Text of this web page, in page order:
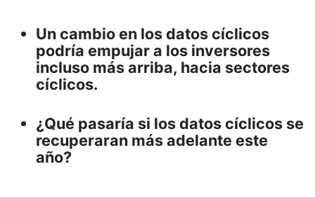
Un cambio en los datos cíclicos
podría empujar a los inversores
incluso más arriba, hacia sectores
cíclicos.
¿Qué pasaría si los datos cíclicos se
recuperaran más adelante este
año?